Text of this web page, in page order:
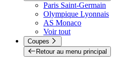
Paris Saint-Germain
Olympique Lyonnais
AS Monaco
Voir tout
Coupes
Retour au menu principal